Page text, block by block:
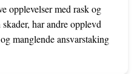
opplevelser med rask og
har andre opplevd
manglende ansvarstaking